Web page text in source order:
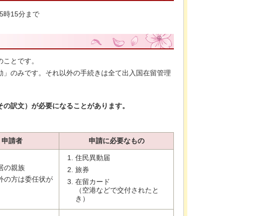
時15分まで
とです。
のみです。それ以外の手続きは全て出入国在留管理
訳文）が必要になることがあります。
申請者 申請に必要なもの
の親族
の方は委任状が
住民異動届
旅券
在留カード
（空港などで交付されたと
き）